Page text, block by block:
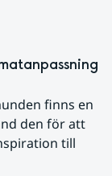
finns en
den för att
till